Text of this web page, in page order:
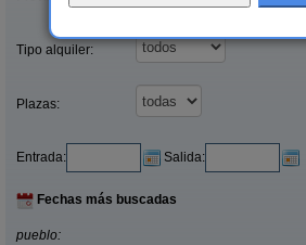
Tipo alquiler:
Plazas:
Entrada: Salida:
Fechas más buscadas
pueblo: